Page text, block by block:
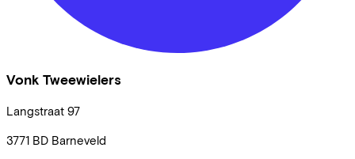
Vonk Tweewielers
Langstraat 97
3771 BD Barneveld